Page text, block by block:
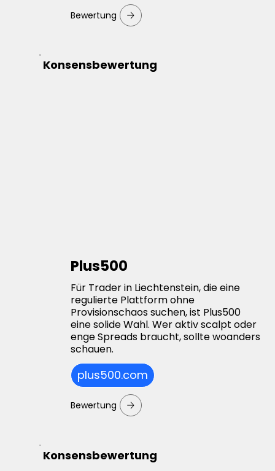
Bewertung
Konsensbewertung
Plus500
Für Trader in Liechtenstein, die eine
regulierte Plattform ohne
Provisionschaos suchen, ist Plus500
eine solide Wahl. Wer aktiv scalpt oder
enge Spreads braucht, sollte woanders
schauen.
plus500.com
Bewertung
Konsensbewertung